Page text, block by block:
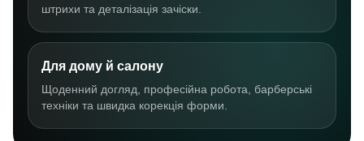
штрихи та деталізація зачіски.
Для дому й салону
Щоденний догляд, професійна робота, барберські
техніки та швидка корекція форми.